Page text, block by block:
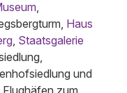
Haus
Staatsgalerie
und
zum